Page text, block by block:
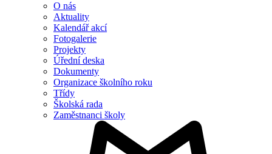
O nás
Aktuality
Kalendář akcí
Fotogalerie
Projekty
Úřední deska
Dokumenty
Organizace školního roku
Třídy
Školská rada
Zaměstnanci školy